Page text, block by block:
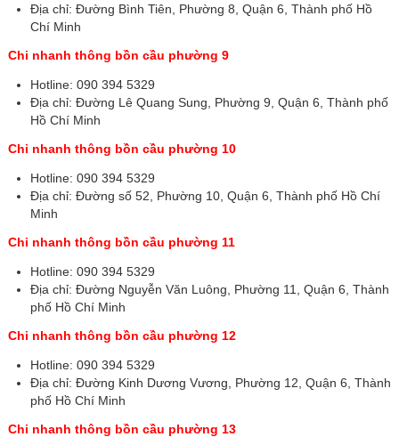
Địa chỉ: Đường Bình Tiên, Phường 8, Quận 6, Thành phố Hồ
Chí Minh
Chi nhanh thông bồn cầu phường 9
Hotline: 090 394 5329
Địa chỉ: Đường Lê Quang Sung, Phường 9, Quận 6, Thành phố
Hồ Chí Minh
Chi nhanh thông bồn cầu phường 10
Hotline: 090 394 5329
Địa chỉ: Đường số 52, Phường 10, Quận 6, Thành phố Hồ Chí
Minh
Chi nhanh thông bồn cầu phường 11
Hotline: 090 394 5329
Địa chỉ: Đường Nguyễn Văn Luông, Phường 11, Quận 6, Thành
phố Hồ Chí Minh
Chi nhanh thông bồn cầu phường 12
Hotline: 090 394 5329
Địa chỉ: Đường Kinh Dương Vương, Phường 12, Quận 6, Thành
phố Hồ Chí Minh
Chi nhanh thông bồn cầu phường 13